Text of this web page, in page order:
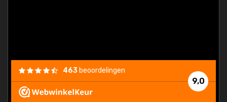
9,0
463 beoordelingen